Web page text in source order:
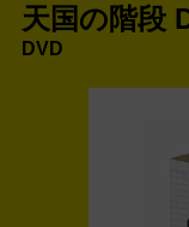
天国の階段
DVD